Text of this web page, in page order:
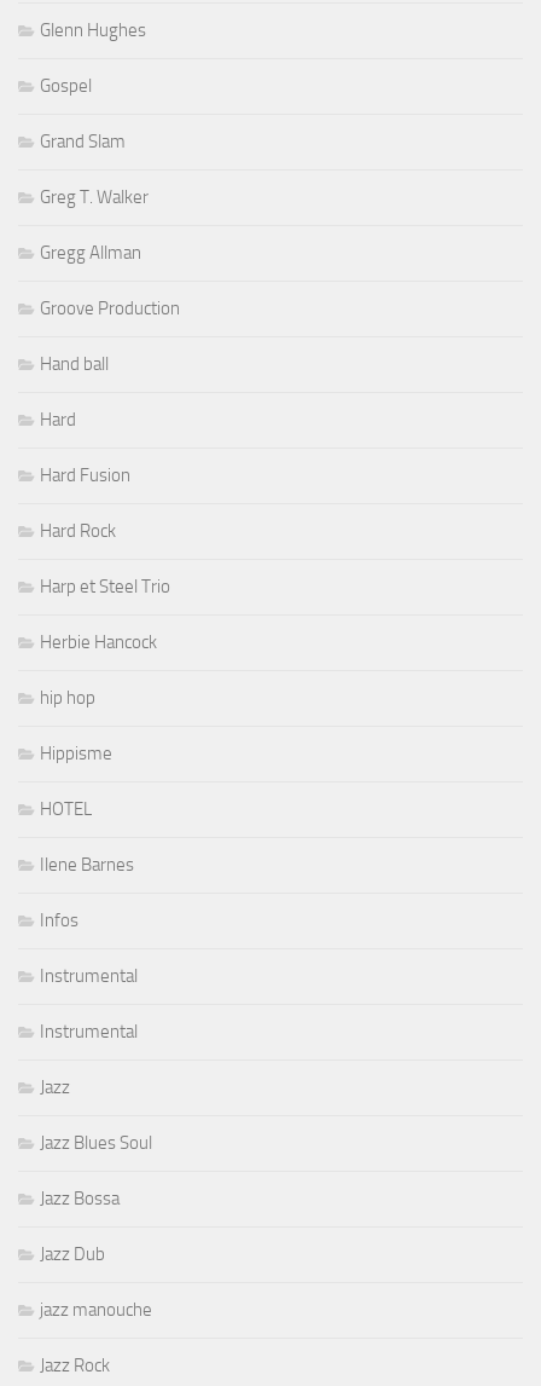
Glenn Hughes
Gospel
Grand Slam
Greg T. Walker
Gregg Allman
Groove Production
Hand ball
Hard
Hard Fusion
Hard Rock
Harp et Steel Trio
Herbie Hancock
hip hop
Hippisme
HOTEL
Ilene Barnes
Infos
Instrumental
Instrumental
Jazz
Jazz Blues Soul
Jazz Bossa
Jazz Dub
jazz manouche
Jazz Rock